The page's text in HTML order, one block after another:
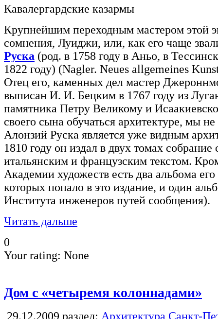
Кавалергардские казармы
Крупнейшим переходным мастером этой
сомнения, Луиджи, или, как его чаще
Руска (род. в 1758 году в Аньо, в
1822 году) (Nagler. Neues allgemeines
Отец его, каменных дел мастер
выписан И. И. Бецким в 1767 году из
памятника Петру Великому и
своего сына обучаться архитектуре, мы
Алонзий Руска является уже видным
1810 году он издал в двух томах собрание
итальянским и французским текстом.
Академии художеств есть два альбома
которых попало в это издание, и один
Института инженеров путей сообщения).
Читать дальше
0
Your rating: None
Дом с «четыремя колоннадами»
29.12.2009 раздел: Архитектура Санкт-